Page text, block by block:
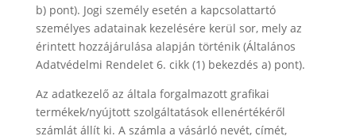
b) pont). Jogi személy esetén a kapcsolattartó
személyes adatainak kezelésére kerül sor, mely az
érintett hozzájárulása alapján történik (Általános
Adatvédelmi Rendelet 6. cikk (1) bekezdés a) pont).
Az adatkezelő az általa forgalmazott grafikai
termékek/nyújtott szolgáltatások ellenértékéről
számlát állít ki. A számla a vásárló nevét, címét,